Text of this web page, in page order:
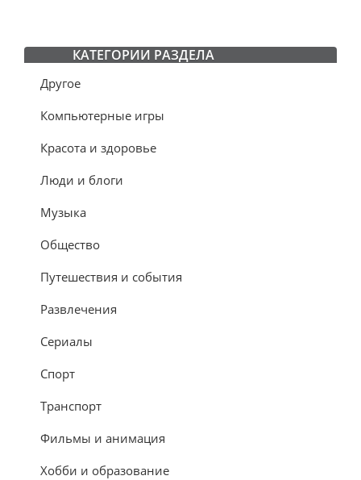
КАТЕГОРИИ РАЗДЕЛА
Другое
Компьютерные игры
Красота и здоровье
Люди и блоги
Музыка
Общество
Путешествия и события
Развлечения
Сериалы
Спорт
Транспорт
Фильмы и анимация
Хобби и образование